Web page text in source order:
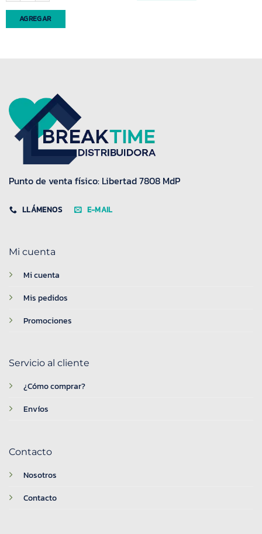
AGREGAR
Punto de venta físico: Libertad 7808 MdP
LLÁMENOS E-MAIL
Mi cuenta
Mi cuenta
Mis pedidos
Promociones
Servicio al cliente
¿Cómo comprar?
Envíos
Contacto
Nosotros
Contacto